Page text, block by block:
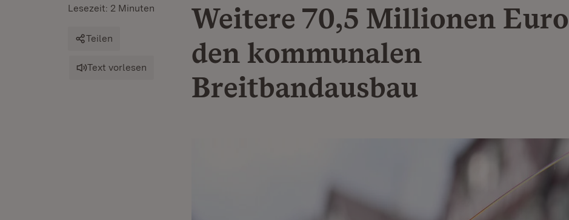
Weitere 70,5 Millionen
den kommunalen
Breitbandausbau
Lesezeit: 2 Minuten
Teilen
Text vorlesen